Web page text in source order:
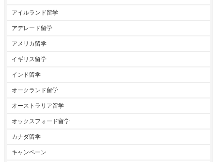
アイルランド留学
アデレード留学
アメリカ留学
イギリス留学
インド留学
オークランド留学
オーストラリア留学
オックスフォード留学
カナダ留学
キャンペーン